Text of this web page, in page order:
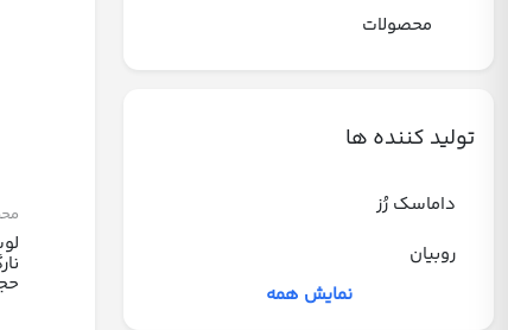
محصولات
تولید کننده ها
داماسک رُز
روبیان
نمایش همه
حجم